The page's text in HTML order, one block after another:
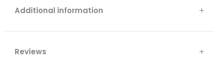
Additional information
Reviews